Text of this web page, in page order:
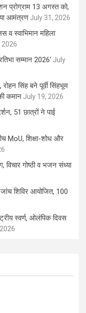
प्रोग्राम 13 अगस्त को,
आमंत्रण July 31, 2026
व स्वाभिमान महिला
2026
सम्मान 2026’ July
सिंह बने पूर्वी सिंहभूम
कमान July 19, 2026
51 छात्रों ने पाई
MoU, शिक्षा-शोध और
गोष्ठी व भजन संध्या
शिविर आयोजित, 100
स्वर्ण, ओलंपिक दिवस